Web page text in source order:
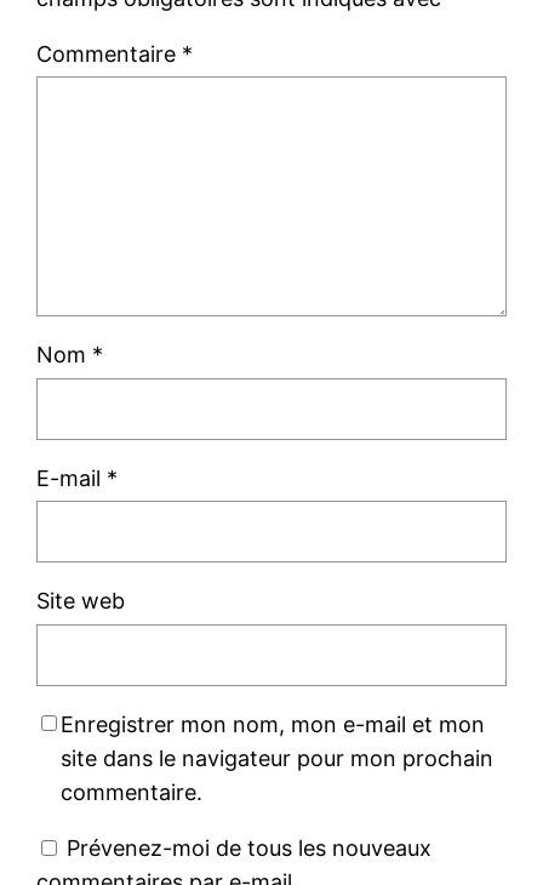
Commentaire *
Nom *
E-mail *
Site web
Enregistrer mon nom, mon e-mail et mon
site dans le navigateur pour mon prochain
commentaire.
Prévenez-moi de tous les nouveaux